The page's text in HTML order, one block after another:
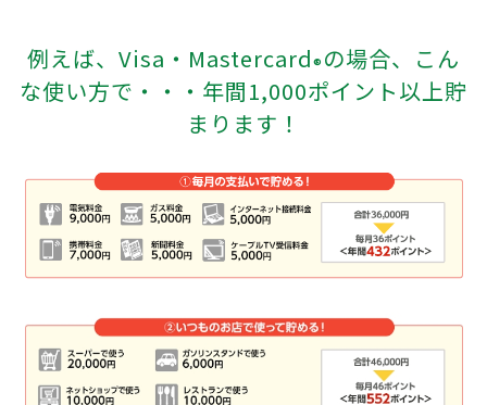
例えば、Visa・Mastercard®の場合、こん
な使い方で・・・年間1,000ポイント以上貯
まります！